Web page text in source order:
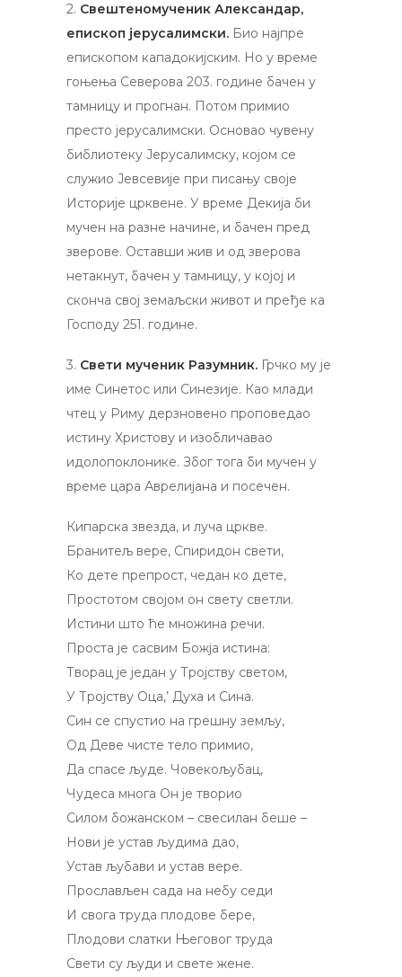
2. Свештеномученик Александар,
епископ јерусалимски. Био најпре
епископом кападокијским. Но у време
гоњења Северова 203. године бачен у
тамницу и прогнан. Потом примио
престо јерусалимски. Основао чувену
библиотеку Јерусалимску, којом се
служио Јевсевије при писању своје
Историје црквене. У време Декија би
мучен на разне начине, и бачен пред
зверове. Оставши жив и од зверова
нетакнут, бачен у тамницу, у којој и
сконча свој земаљски живот и пређе ка
Господу 251. године.
3. Свети мученик Разумник. Грчко му је
име Синетос или Синезије. Као млади
чтец у Риму дерзновено проповедао
истину Христову и изобличавао
идолопоклонике. Због тога би мучен у
време цара Аврелијана и посечен.
Кипарска звезда, и луча цркве.
Бранитељ вере, Спиридон свети,
Ко дете препрост, чедан ко дете,
Простотом својом он свету светли.
Истини што ће множина речи.
Проста је сасвим Божја истина:
Творац је један у Тројству светом,
У Тројству Оца,’ Духа и Cинa.
Син се спустио на грешну земљу,
Од Деве чисте тело примио,
Да спасе људе. Човекољубац,
Чудеса многа Он је творио
Силом божанском – свесилан беше –
Нови је устав људима дао,
Устав љубави и устав вере.
Прослављен сада на небу седи
И свога труда плодове бере,
Плодови слатки Његовог труда
Свети су људи и свете жене.